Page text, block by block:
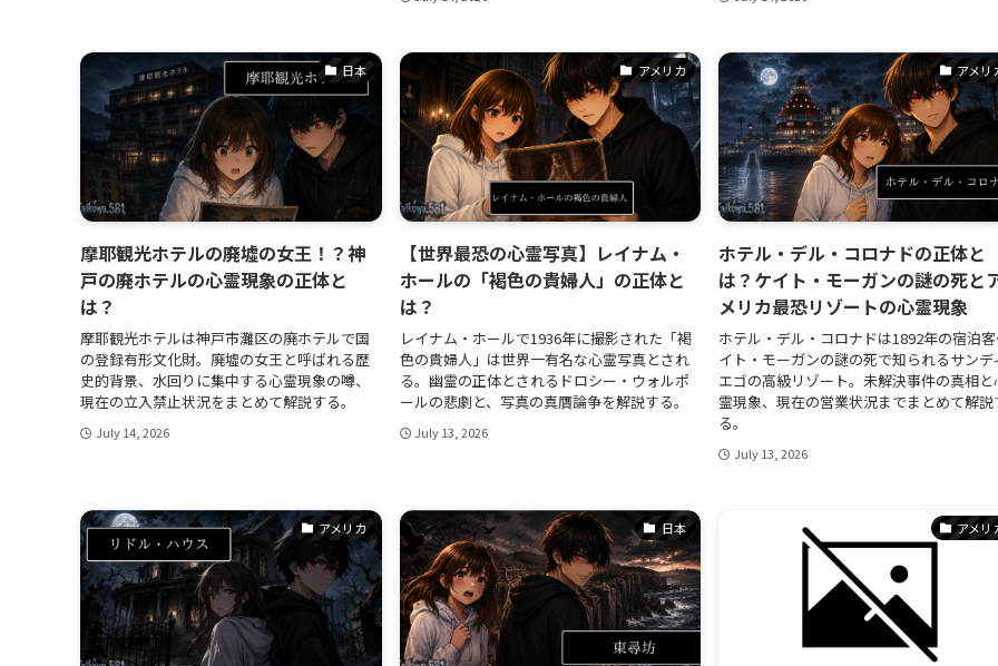
日本
摩耶観光ホテルの廃墟の女王！？神
戸の廃ホテルの心霊現象の正体と
は？
摩耶観光ホテルは神戸市灘区の廃ホテルで国
の登録有形文化財。廃墟の女王と呼ばれる歴
史的背景、水回りに集中する心霊現象の噂、
現在の立入禁止状況をまとめて解説する。
July 14, 2026
アメリカ
【世界最恐の心霊写真】レイナム・
ホールの「褐色の貴婦人」の正体と
は？
レイナム・ホールで1936年に撮影された「褐
色の貴婦人」は世界一有名な心霊写真とされ
る。幽霊の正体とされるドロシー・ウォルポ
ールの悲劇と、写真の真贋論争を解説する。
July 13, 2026
アメリ
ホテル・デル・コロナドの正体と
は？ケイト・モーガンの謎の死と
メリカ最恐リゾートの心霊現象
ホテル・デル・コロナドは1892年の宿泊
イト・モーガンの謎の死で知られるサンデ
エゴの高級リゾート。未解決事件の真相と
霊現象、現在の営業状況までまとめて解説
る。
July 13, 2026
アメリカ 日本 アメリ